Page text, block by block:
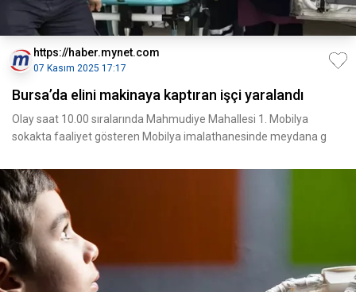
https://haber.mynet.com
07 Kasım 2025 17:17
Bursa’da elini makinaya kaptıran işçi yaralandı
Olay saat 10.00 sıralarında Mahmudiye Mahallesi 1. Mobilya
sokakta faaliyet gösteren Mobilya imalathanesinde meydana g